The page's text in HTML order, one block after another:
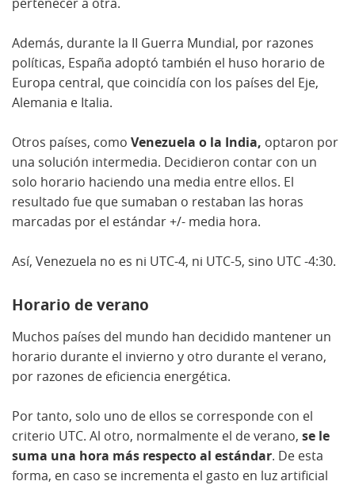
Además, durante la II Guerra Mundial, por razones
políticas, España adoptó también el huso horario de
Europa central, que coincidía con los países del Eje,
Alemania e Italia.
Otros países, como Venezuela o la India, optaron por
una solución intermedia. Decidieron contar con un
solo horario haciendo una media entre ellos. El
resultado fue que sumaban o restaban las horas
marcadas por el estándar +/- media hora.
Así, Venezuela no es ni UTC-4, ni UTC-5, sino UTC -4:30.
Horario de verano
Muchos países del mundo han decidido mantener un
horario durante el invierno y otro durante el verano,
por razones de eficiencia energética.
Por tanto, solo uno de ellos se corresponde con el
criterio UTC. Al otro, normalmente el de verano, se le
suma una hora más respecto al estándar. De esta
forma, en caso se incrementa el gasto en luz artificial